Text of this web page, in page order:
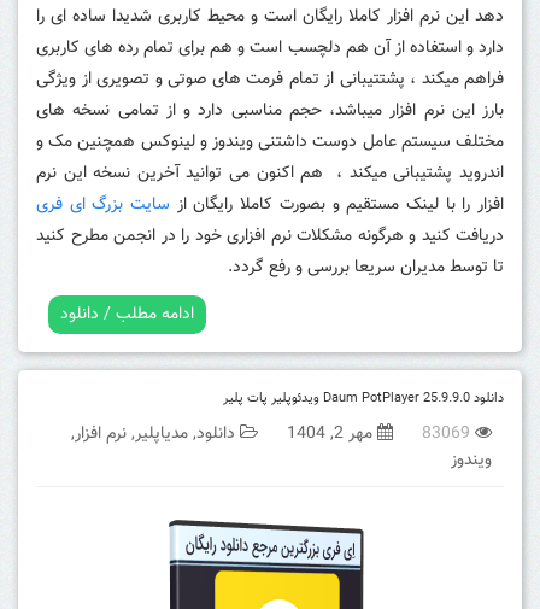
دهد این نرم افزار کاملا رایگان است و محیط کاربری شدیدا ساده ای را
دارد و استفاده از آن هم دلچسب است و هم برای تمام رده های کاربری
فراهم میکند ، پشتتیبانی از تمام فرمت های صوتی و تصویری از ویژگی
بارز این نرم افزار میباشد، حجم مناسبی دارد و از تمامی نسخه های
مختلف سیستم عامل دوست داشتنی ویندوز و لینوکس همچنین مک و
اندروید پشتیبانی میکند ، هم اکنون می توانید آخرین نسخه این نرم
افزار را با لینک مستقیم و بصورت کاملا رایگان از سایت بزرگ ای فری
دریافت کنید و هرگونه مشکلات نرم افزاری خود را در انجمن مطرح کنید
تا توسط مدیران سریعا بررسی و رفع گردد.
ادامه مطلب / دانلود
دانلود Daum PotPlayer 25.9.9.0 ویدئوپلیر پات پلیر
83069 مهر 2, 1404 دانلود,مدیاپلیر,نرم افزار,
ویندوز